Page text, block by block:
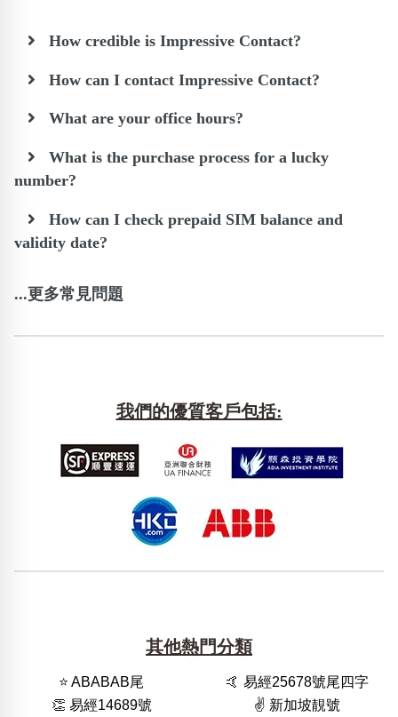
How credible is Impressive Contact?
How can I contact Impressive Contact?
What are your office hours?
What is the purchase process for a lucky
number?
How can I check prepaid SIM balance and
validity date?
...更多常見問題
我們的優質客戶包括:
其他熱門分類
⭐️ ABABAB尾
🤙 易經25678號尾四字
👏 易經14689號
✌️ 新加坡靚號